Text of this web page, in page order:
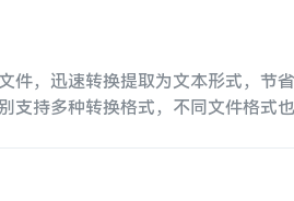
件，迅速转换提取为文本形式，节
支持多种转换格式，不同文件格式